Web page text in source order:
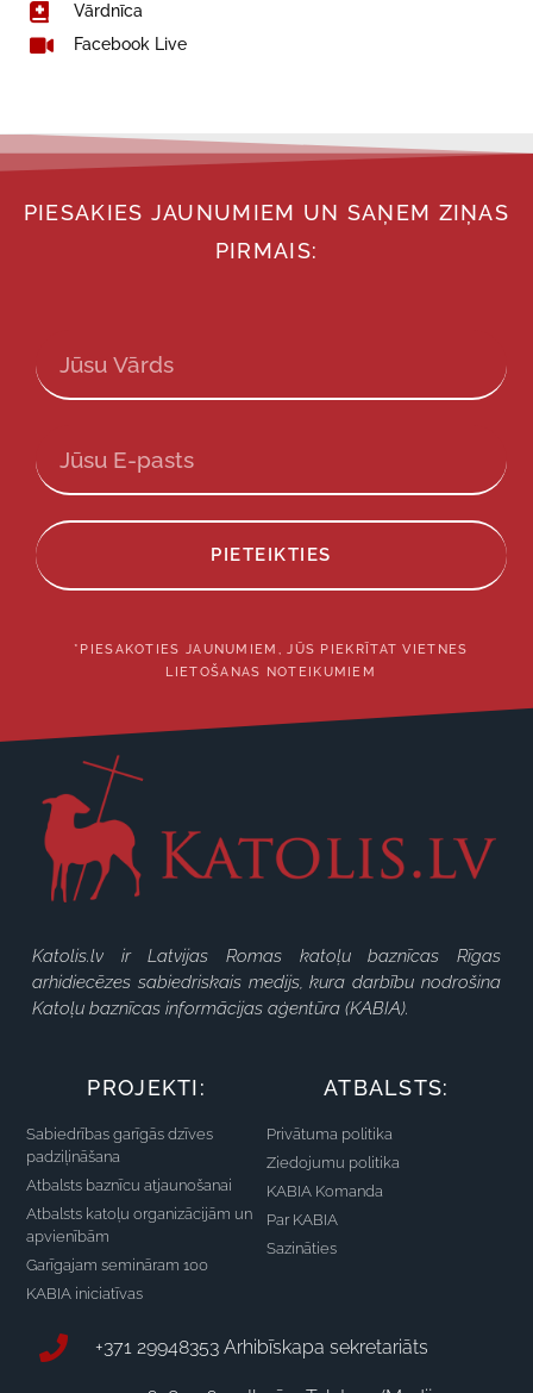
Vārdnīca
Facebook Live
PIESAKIES JAUNUMIEM UN SAŅEM ZIŅAS
PIRMAIS:
PIETEIKTIES
*PIESAKOTIES JAUNUMIEM, JŪS PIEKRĪTAT VIETNES
LIETOŠANAS NOTEIKUMIEM
Katolis.lv ir Latvijas Romas katoļu baznīcas Rīgas
arhidiecēzes sabiedriskais medijs, kura darbību nodrošina
Katoļu baznīcas informācijas aģentūra (KABIA).
PROJEKTI:
Sabiedrības garīgās dzīves
padziļināšana
Atbalsts baznīcu atjaunošanai
Atbalsts katoļu organizācijām un
apvienībām
Garīgajam semināram 100
KABIA iniciatīvas
ATBALSTS:
Privātuma politika
Ziedojumu politika
KABIA Komanda
Par KABIA
Sazināties
+371 29948353 Arhibīskapa sekretariāts